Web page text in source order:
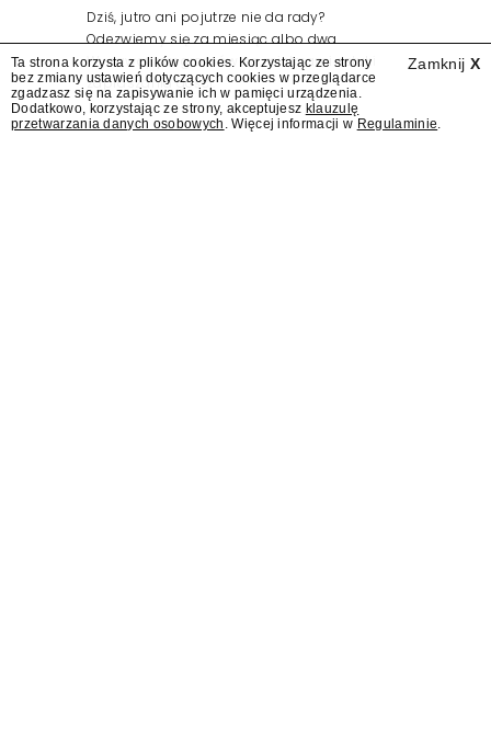
Dziś, jutro ani pojutrze nie da rady?
Odezwiemy się za miesiąc albo dwa.
Wydawcy programów są mistrzami sztuki
zapraszania gości.
Zamknij X
Ta strona korzysta z plików cookies. Korzystając ze strony
bez zmiany ustawień dotyczących cookies w przeglądarce
zgadzasz się na zapisywanie ich w pamięci urządzenia.
Dodatkowo, korzystając ze strony, akceptujesz klauzulę
przetwarzania danych osobowych . Więcej informacji w Regulaminie.